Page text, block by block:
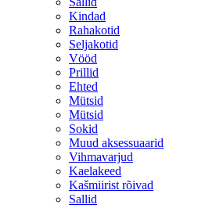
Kindad
Rahakotid
Seljakotid
Vööd
Prillid
Ehted
Mütsid
Mütsid
Sokid
Muud aksessuaarid
Vihmavarjud
Kaelakeed
Kašmiirist rõivad
Sallid